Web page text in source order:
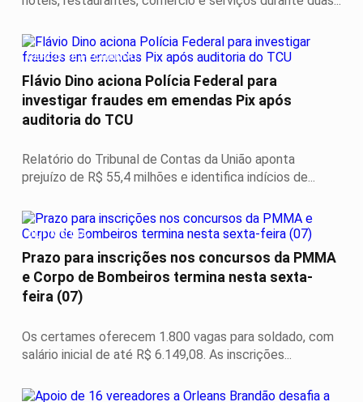
CERCO SE FECHANDO
Flávio Dino aciona Polícia Federal para
investigar fraudes em emendas Pix após
auditoria do TCU
Relatório do Tribunal de Contas da União aponta
prejuízo de R$ 55,4 milhões e identifica indícios de...
ÚLTIMO DIA
Prazo para inscrições nos concursos da PMMA
e Corpo de Bombeiros termina nesta sexta-
feira (07)
Os certames oferecem 1.800 vagas para soldado, com
salário inicial de até R$ 6.149,08. As inscrições...